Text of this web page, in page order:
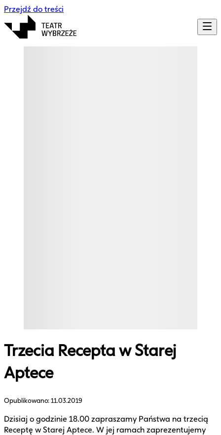
Przejdź do treści
Trzecia Recepta w Starej
Aptece
Opublikowano:11.03.2019
Dzisiaj o godzinie 18.00 zapraszamy Państwa na trzecią
Receptę w Starej Aptece. W jej ramach zaprezentujemy